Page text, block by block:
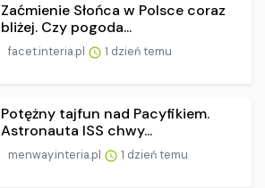
Zaćmienie Słońca w Polsce coraz
bliżej. Czy pogoda...
facet.interia.pl 1 dzień temu
Potężny tajfun nad Pacyfikiem.
Astronauta ISS chwy...
menway.interia.pl 1 dzień temu